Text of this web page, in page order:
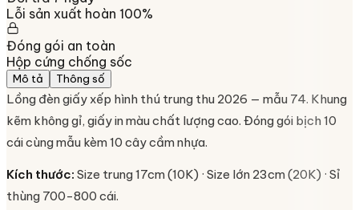
Lỗi sản xuất hoàn 100%
Đóng gói an toàn
Hộp cứng chống sốc
Mô tả Thông số
Lồng đèn giấy xếp hình thú trung thu 2026 — mẫu 74. Khung
kẽm không gỉ, giấy in màu chất lượng cao. Đóng gói bịch 10
cái cùng mẫu kèm 10 cây cầm nhựa.
Kích thước: Size trung 17cm (10K) · Size lớn 23cm (20K) · Sỉ
thùng 700-800 cái.